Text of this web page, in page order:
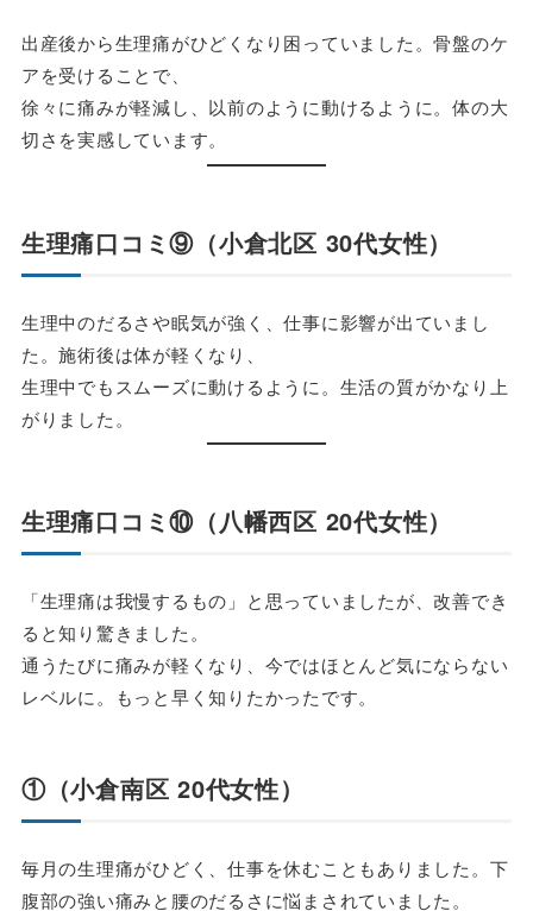
出産後から生理痛がひどくなり困っていました。骨盤のケ
アを受けることで、
徐々に痛みが軽減し、以前のように動けるように。体の大
切さを実感しています。
生理痛口コミ⑨（小倉北区 30代女性）
生理中のだるさや眠気が強く、仕事に影響が出ていまし
た。施術後は体が軽くなり、
生理中でもスムーズに動けるように。生活の質がかなり上
がりました。
生理痛口コミ⑩（八幡西区 20代女性）
「生理痛は我慢するもの」と思っていましたが、改善でき
ると知り驚きました。
通うたびに痛みが軽くなり、今ではほとんど気にならない
レベルに。もっと早く知りたかったです。
①（小倉南区 20代女性）
毎月の生理痛がひどく、仕事を休むこともありました。下
腹部の強い痛みと腰のだるさに悩まされていました。